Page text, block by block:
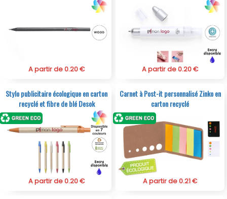
A partir de 0.20 € A partir de 0.20 €
Stylo publicitaire écologique en carton
recyclé et fibre de blé Desok
A partir de 0.20 €
Carnet à Post-it personnalisé Zinko en
carton recyclé
A partir de 0.21 €